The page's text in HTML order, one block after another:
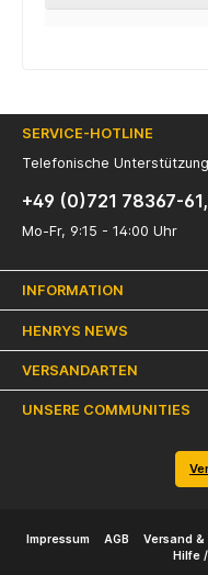
SERVICE-HOTLINE
Telefonische
+49 (0)721 78367-
Mo-Fr, 9:15 - 14:00 Uhr
INFORMATION
HENRYS NEWS
VERSANDARTEN
UNSERE COMMUNITIES
Impressum AGB Versand
Hilfe